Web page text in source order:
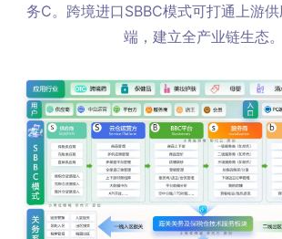
务C。 跨境进口SBBC模式可打通上游
端，建立全产业链生态。